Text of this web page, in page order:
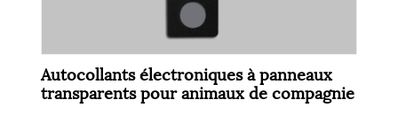
Autocollants électroniques à panneaux
transparents pour animaux de compagnie